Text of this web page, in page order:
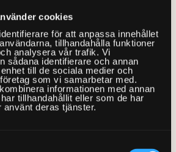
cookies
för att anpassa innehållet
tillhandahålla funktioner
analysera vår trafik. Vi
sådana identifierare och annan
till de sociala medier och
som vi samarbetar med.
informationen med annan
tillhandahållit eller som de har
deras tjänster.
sängbord eller gör dem
i sovrum: Högskåp längs en
med överskåp upp
säsongstextilier och extra
öppna hyllor.